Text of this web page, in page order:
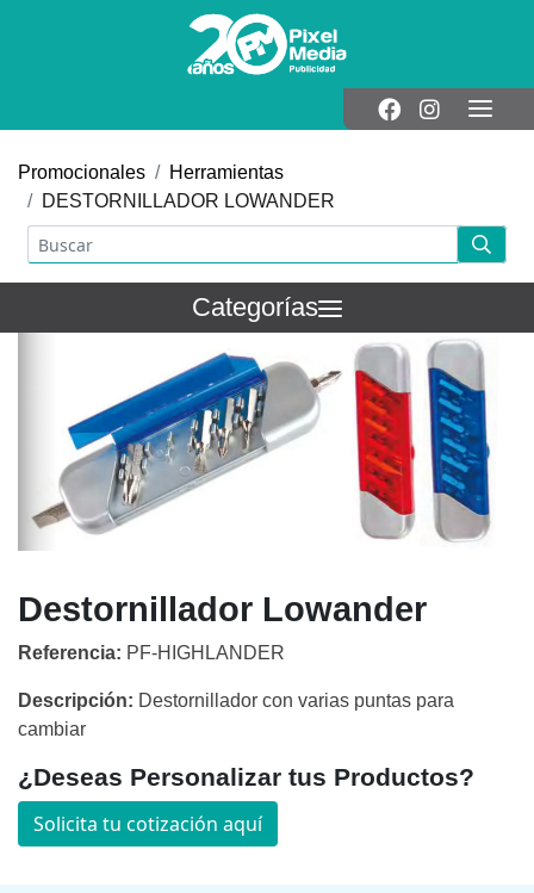
Promocionales
Herramientas
DESTORNILLADOR LOWANDER
Categorías
Destornillador Lowander
Referencia: PF-HIGHLANDER
Descripción: Destornillador con varias puntas para
cambiar
¿Deseas Personalizar tus Productos?
Solicita tu cotización aquí